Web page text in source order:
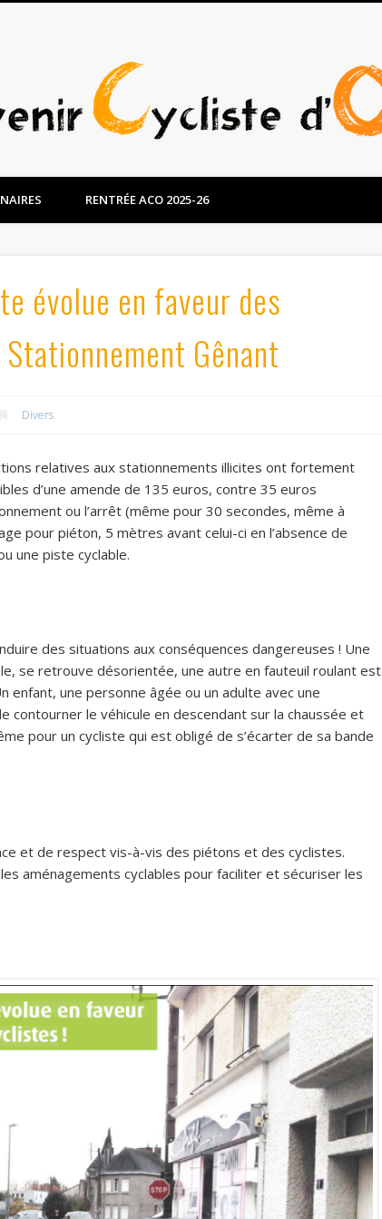
RENTRÉE ACO 2025-26
évolue en faveur des
Gênant
Divers
relatives aux stationnements illicites ont fortement
d’une amende de 135 euros, contre 35 euros
ou l’arrêt (même pour 30 secondes, même à
pour piéton, 5 mètres avant celui-ci en l’absence de
une piste cyclable.
des situations aux conséquences dangereuses ! Une
se retrouve désorientée, une autre en fauteuil roulant est
enfant, une personne âgée ou un adulte avec une
le véhicule en descendant sur la chaussée et
pour un cycliste qui est obligé de s’écarter de sa bande
et de respect vis-à-vis des piétons et des cyclistes.
aménagements cyclables pour faciliter et sécuriser les